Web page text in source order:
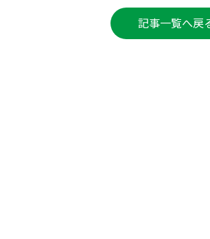
記事一覧へ戻